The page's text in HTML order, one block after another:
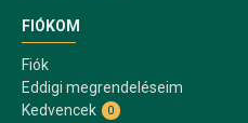
FIÓKOM
Fiók
Eddigi megrendeléseim
Kedvencek
0